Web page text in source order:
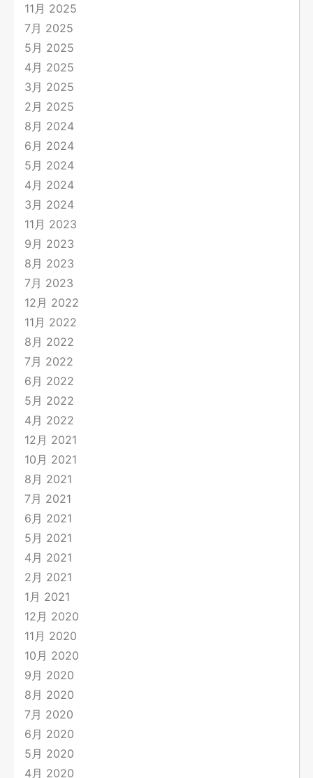
11月 2025
7月 2025
5月 2025
4月 2025
3月 2025
2月 2025
8月 2024
6月 2024
5月 2024
4月 2024
3月 2024
11月 2023
9月 2023
8月 2023
7月 2023
12月 2022
11月 2022
8月 2022
7月 2022
6月 2022
5月 2022
4月 2022
12月 2021
10月 2021
8月 2021
7月 2021
6月 2021
5月 2021
4月 2021
2月 2021
1月 2021
12月 2020
11月 2020
10月 2020
9月 2020
8月 2020
7月 2020
6月 2020
5月 2020
4月 2020